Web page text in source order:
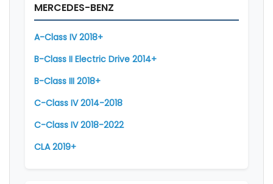
MERCEDES-BENZ
A-Class IV 2018+
B-Class II Electric Drive 2014+
B-Class III 2018+
C-Class IV 2014-2018
C-Class IV 2018-2022
CLA 2019+